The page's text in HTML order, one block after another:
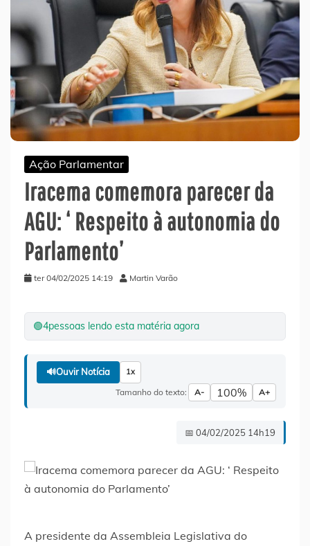
Ação Parlamentar
Iracema comemora parecer da
AGU: ‘ Respeito à autonomia do
Parlamento’
ter 04/02/2025 14:19 Martin Varão
🟢4pessoas lendo esta matéria agora
🔊Ouvir Notícia 1x
Tamanho do texto: A- 100% A+
📅 04/02/2025 14h19
A presidente da Assembleia Legislativa do